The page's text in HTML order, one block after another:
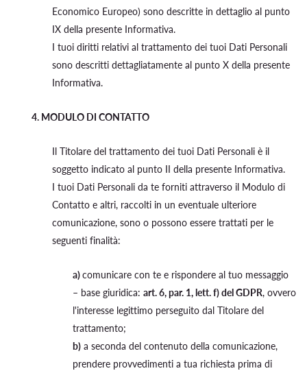
Economico Europeo) sono descritte in dettaglio al punto
IX della presente Informativa.
I tuoi diritti relativi al trattamento dei tuoi Dati Personali
sono descritti dettagliatamente al punto X della presente
Informativa.
4. MODULO DI CONTATTO
Il Titolare del trattamento dei tuoi Dati Personali è il
soggetto indicato al punto II della presente Informativa.
I tuoi Dati Personali da te forniti attraverso il Modulo di
Contatto e altri, raccolti in un eventuale ulteriore
comunicazione, sono o possono essere trattati per le
seguenti finalità:
a)comunicare con te e rispondere al tuo messaggio
– base giuridica: art. 6, par. 1, lett. f) del GDPR, ovvero
l'interesse legittimo perseguito dal Titolare del
trattamento;
b) a seconda del contenuto della comunicazione,
prendere provvedimenti a tua richiesta prima di